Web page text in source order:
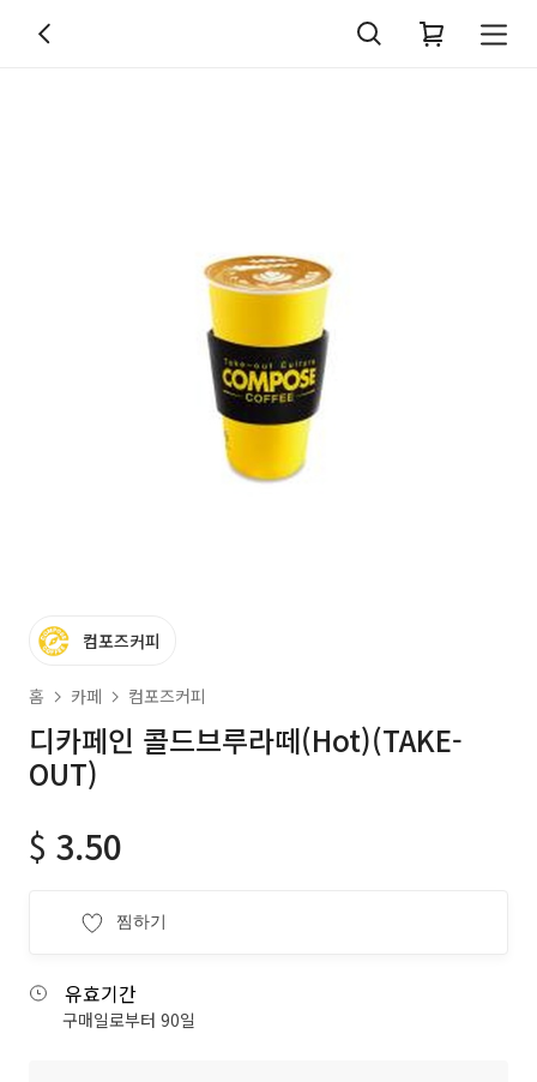
컴포즈커피
홈 카페 컴포즈커피
디카페인 콜드브루라떼(Hot)(TAKE-
OUT)
$ 3.50
찜하기
유효기간
구매일로부터 90일